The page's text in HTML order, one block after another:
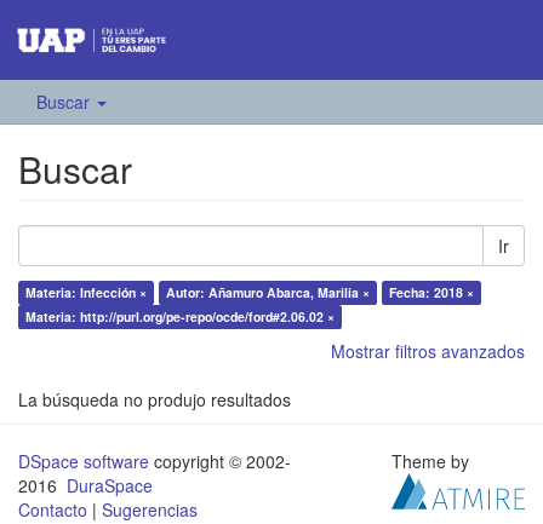
Buscar
Buscar
Ir
Materia: Infección × Autor: Añamuro Abarca, Marilia ×
Fecha: 2018 ×
Materia: http://purl.org/pe-repo/ocde/ford#2.06.02 ×
Mostrar filtros avanzados
La búsqueda no produjo resultados
DSpace software copyright © 2002-
2016 DuraSpace
Contacto | Sugerencias
Theme by